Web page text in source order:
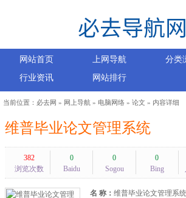
网站首页 上网导航
分类
行业资讯
网站排行
当前位置： 必去网 » 网上导航 » 电脑网络 » 论文 » 内容详细
维普毕业论文管理系统
382
浏览次数
0
Baidu
0
Sogou
0
Bing
名 称： 维普毕业论文管理系统